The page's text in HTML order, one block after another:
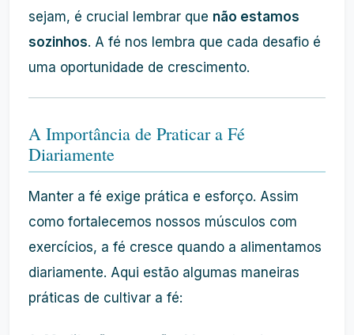
sejam, é crucial lembrar que não estamos
sozinhos. A fé nos lembra que cada desafio é
uma oportunidade de crescimento.
A Importância de Praticar a Fé
Diariamente
Manter a fé exige prática e esforço. Assim
como fortalecemos nossos músculos com
exercícios, a fé cresce quando a alimentamos
diariamente. Aqui estão algumas maneiras
práticas de cultivar a fé: